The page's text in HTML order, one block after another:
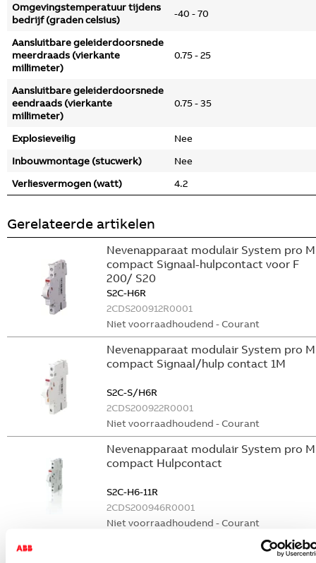
Omgevingstemperatuur tijdens
bedrijf (graden celsius)
-40 - 70
Aansluitbare geleiderdoorsnede
meerdraads (vierkante
millimeter)
0.75 - 25
Aansluitbare geleiderdoorsnede
eendraads (vierkante
millimeter)
0.75 - 35
Explosieveilig
Nee
Inbouwmontage (stucwerk)
Nee
Verliesvermogen (watt)
4.2
Gerelateerde artikelen
Nevenapparaat modulair System pro M
compact Signaal-hulpcontact voor F
200/ S20
S2C-H6R
2CDS200912R0001
Niet voorraadhoudend - Courant
Nevenapparaat modulair System pro M
compact Signaal/hulp contact 1M
S2C-S/H6R
2CDS200922R0001
Niet voorraadhoudend - Courant
Nevenapparaat modulair System pro M
compact Hulpcontact
S2C-H6-11R
2CDS200946R0001
Niet voorraadhoudend - Courant
Nevenapparaat modulair System pro M